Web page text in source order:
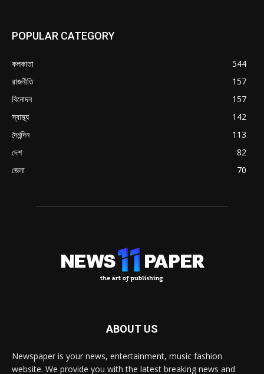
POPULAR CATEGORY
কলকাতা
544
রাজনীতি
157
বিনোদন
157
স্বাস্থ্য
142
দৈনন্দিন
113
দেশ
82
জেলা
70
ABOUT US
Newspaper is your news, entertainment, music fashion
website. We provide you with the latest breaking news and